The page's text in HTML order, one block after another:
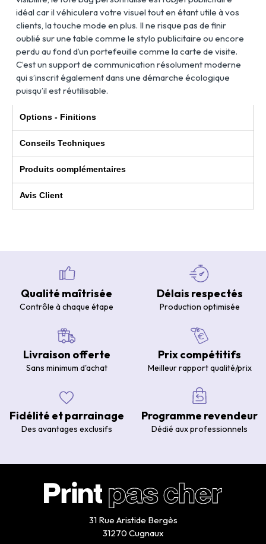
idéal car il véhiculera votre visuel tout en étant utile à vos
clients, la touche mode en plus. Il ne risque pas de finir
oublié sur une table comme le stylo publicitaire ou encore
perdu au fond d’un portefeuille comme la carte de visite.
C’est un support de communication résolument moderne
qui s’inscrit également dans une démarche écologique
puisqu’il est réutilisable.
Options - Finitions
Conseils Techniques
Produits complémentaires
Avis Client
Qualité maîtrisée
Contrôle à chaque étape
Délais respectés
Production optimisée
Livraison offerte
Sans minimum d'achat
Prix compétitifs
Meilleur rapport qualité/prix
Fidélité et parrainage
Des avantages exclusifs
Programme revendeur
Dédié aux professionnels
31 Rue Aristide Bergès
31270 Cugnaux